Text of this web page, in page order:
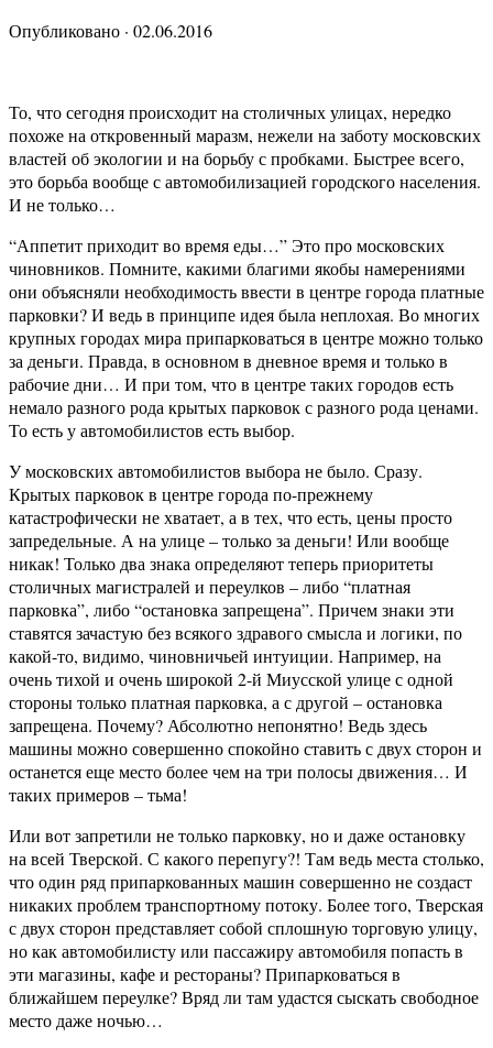
Опубликовано · 02.06.2016
То, что сегодня происходит на столичных улицах, нередко
похоже на откровенный маразм, нежели на заботу московских
властей об экологии и на борьбу с пробками. Быстрее всего,
это борьба вообще с автомобилизацией городского населения.
И не только…
“Аппетит приходит во время еды…” Это про московских
чиновников. Помните, какими благими якобы намерениями
они объясняли необходимость ввести в центре города платные
парковки? И ведь в принципе идея была неплохая. Во многих
крупных городах мира припарковаться в центре можно только
за деньги. Правда, в основном в дневное время и только в
рабочие дни… И при том, что в центре таких городов есть
немало разного рода крытых парковок с разного рода ценами.
То есть у автомобилистов есть выбор.
У московских автомобилистов выбора не было. Сразу.
Крытых парковок в центре города по-прежнему
катастрофически не хватает, а в тех, что есть, цены просто
запредельные. А на улице – только за деньги! Или вообще
никак! Только два знака определяют теперь приоритеты
столичных магистралей и переулков – либо “платная
парковка”, либо “остановка запрещена”. Причем знаки эти
ставятся зачастую без всякого здравого смысла и логики, по
какой-то, видимо, чиновничьей интуиции. Например, на
очень тихой и очень широкой 2-й Миусской улице с одной
стороны только платная парковка, а с другой – остановка
запрещена. Почему? Абсолютно непонятно! Ведь здесь
машины можно совершенно спокойно ставить с двух сторон и
останется еще место более чем на три полосы движения… И
таких примеров – тьма!
Или вот запретили не только парковку, но и даже остановку
на всей Тверской. С какого перепугу?! Там ведь места столько,
что один ряд припаркованных машин совершенно не создаст
никаких проблем транспортному потоку. Более того, Тверская
с двух сторон представляет собой сплошную торговую улицу,
но как автомобилисту или пассажиру автомобиля попасть в
эти магазины, кафе и рестораны? Припарковаться в
ближайшем переулке? Вряд ли там удастся сыскать свободное
место даже ночью…